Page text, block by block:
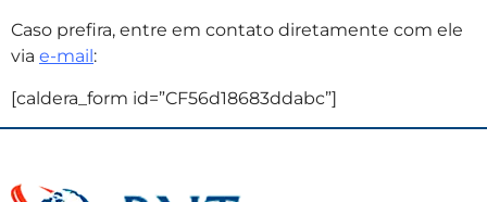
Caso prefira, entre em contato diretamente com ele
via e-mail :
[caldera_form id=”CF56d18683ddabc”]